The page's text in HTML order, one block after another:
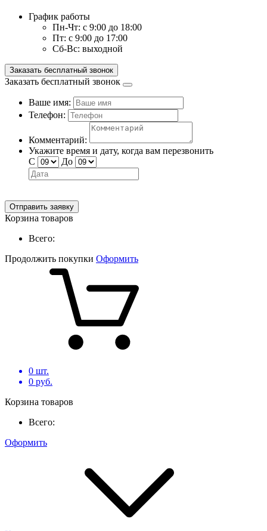
График работы
Пн-Чт: с 9:00 до 18:00
Пт: с 9:00 до 17:00
Сб-Вс: выходной
Заказать бесплатный звонок
Заказать бесплатный звонок
Ваше имя:
Телефон:
Комментарий:
Укажите время и дату, когда вам перезвонить
С
До
Отправить заявку
Корзина товаров
Всего:
Продолжить покупки Оформить
0 шт.
0 руб.
Корзина товаров
Всего:
Оформить